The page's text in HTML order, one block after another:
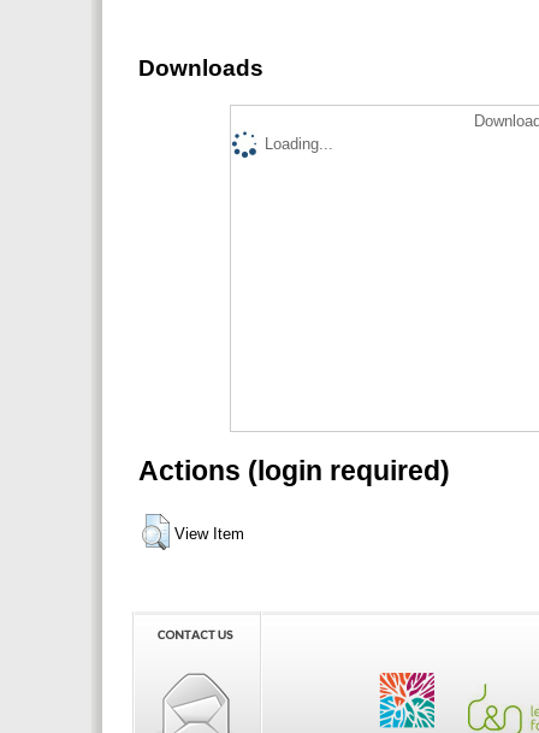
Downloads
Loading...
Actions (login required)
View Item